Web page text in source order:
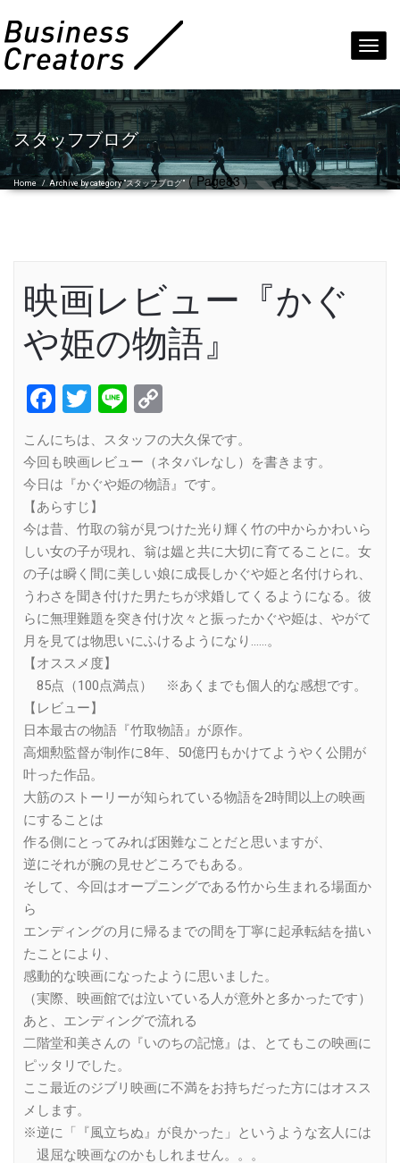
スタッフブログ
Home /Archive by category "スタッフブログ"( Page83 )
映画レビュー『かぐ
や姫の物語』
Facebook
Twitter
Line
Link
こんにちは、スタッフの大久保です。
今回も映画レビュー（ネタバレなし）を書きます。
今日は『かぐや姫の物語』です。
【あらすじ】
今は昔、竹取の翁が見つけた光り輝く竹の中からかわいら
しい女の子が現れ、翁は媼と共に大切に育てることに。女
の子は瞬く間に美しい娘に成長しかぐや姫と名付けられ、
うわさを聞き付けた男たちが求婚してくるようになる。彼
らに無理難題を突き付け次々と振ったかぐや姫は、やがて
月を見ては物思いにふけるようになり……。
【オススメ度】
85点（100点満点） ※あくまでも個人的な感想です。
【レビュー】
日本最古の物語『竹取物語』が原作。
高畑勲監督が制作に8年、50億円もかけてようやく公開が
叶った作品。
大筋のストーリーが知られている物語を2時間以上の映画
にすることは
作る側にとってみれば困難なことだと思いますが、
逆にそれが腕の見せどころでもある。
そして、今回はオープニングである竹から生まれる場面か
ら
エンディングの月に帰るまでの間を丁寧に起承転結を描い
たことにより、
感動的な映画になったように思いました。
（実際、映画館では泣いている人が意外と多かったです）
あと、エンディングで流れる
二階堂和美さんの『いのちの記憶』は、とてもこの映画に
ピッタリでした。
ここ最近のジブリ映画に不満をお持ちだった方にはオスス
メします。
※逆に「『風立ちぬ』が良かった」というような玄人には
退屈な映画なのかもしれません。。。